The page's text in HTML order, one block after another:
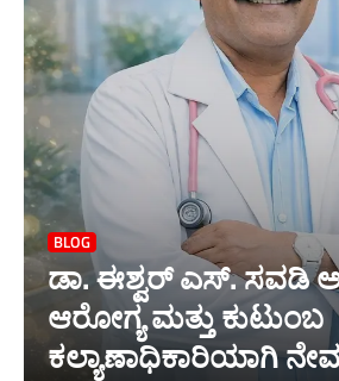
BLOG
ಡಾ. ಈಶ್ವರ್ ಎಸ್. ಸವಡಿ
ಆರೋಗ್ಯ ಮತ್ತು ಕುಟುಂಬ
ಕಲ್ಯಾಣಾಧಿಕಾರಿಯಾಗಿ